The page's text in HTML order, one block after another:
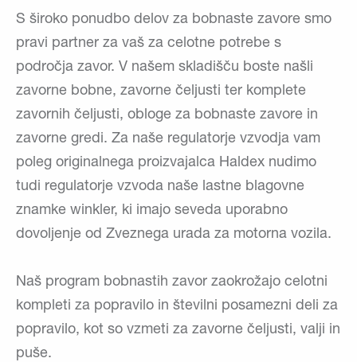
S široko ponudbo delov za bobnaste zavore smo
pravi partner za vaš za celotne potrebe s
področja zavor. V našem skladišču boste našli
zavorne bobne, zavorne čeljusti ter komplete
zavornih čeljusti, obloge za bobnaste zavore in
zavorne gredi. Za naše regulatorje vzvodja vam
poleg originalnega proizvajalca Haldex nudimo
tudi regulatorje vzvoda naše lastne blagovne
znamke winkler, ki imajo seveda uporabno
dovoljenje od Zveznega urada za motorna vozila.
Naš program bobnastih zavor zaokrožajo celotni
kompleti za popravilo in številni posamezni deli za
popravilo, kot so vzmeti za zavorne čeljusti, valji in
puše.